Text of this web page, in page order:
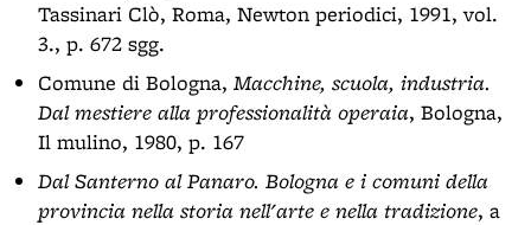
Tassinari Clò, Roma, Newton periodici, 1991, vol.
3., p. 672 sgg.
Comune di Bologna, Macchine, scuola, industria.
Dal mestiere alla professionalità operaia, Bologna,
Il mulino, 1980, p. 167
Dal Santerno al Panaro. Bologna e i comuni della
provincia nella storia nell'arte e nella tradizione, a